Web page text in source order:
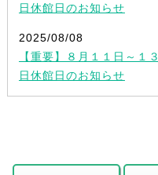
日休館日のお知らせ
2025/08/08
【重要】８月１１日～１３
日休館日のお知らせ